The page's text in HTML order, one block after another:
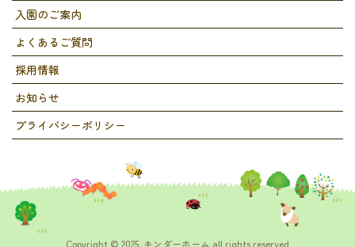
入園のご案内
よくあるご質問
採用情報
お知らせ
プライバシーポリシー
Copyright © 2025. キンダーホーム all rights reserved